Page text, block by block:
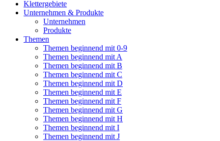
Klettergebiete
Unternehmen & Produkte
Unternehmen
Produkte
Themen
Themen beginnend mit 0-9
Themen beginnend mit A
Themen beginnend mit B
Themen beginnend mit C
Themen beginnend mit D
Themen beginnend mit E
Themen beginnend mit F
Themen beginnend mit G
Themen beginnend mit H
Themen beginnend mit I
Themen beginnend mit J